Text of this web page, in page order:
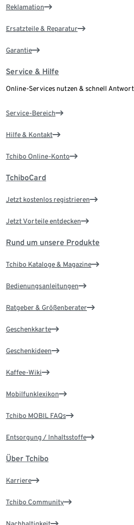
Reklamation
Ersatzteile & Reparatur
Garantie
Service & Hilfe
Online-Services nutzen & schnell
Service-Bereich
Hilfe & Kontakt
Tchibo Online-Konto
TchiboCard
Jetzt kostenlos registrieren
Jetzt Vorteile entdecken
Rund um unsere Produkte
Tchibo Kataloge & Magazine
Bedienungsanleitungen
Ratgeber & Größenberater
Geschenkkarte
Geschenkideen
Kaffee-Wiki
Mobilfunklexikon
Tchibo MOBIL FAQs
Entsorgung / Inhaltsstoffe
Über Tchibo
Karriere
Tchibo Community